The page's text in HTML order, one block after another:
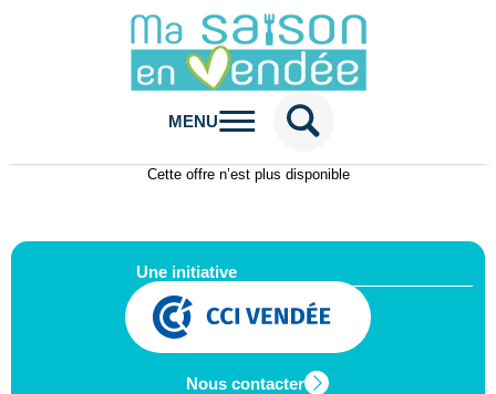
MENU
Cette offre n’est plus disponible
Une initiative
Nous contacter